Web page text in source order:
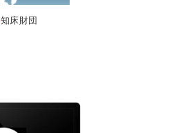
知床財団